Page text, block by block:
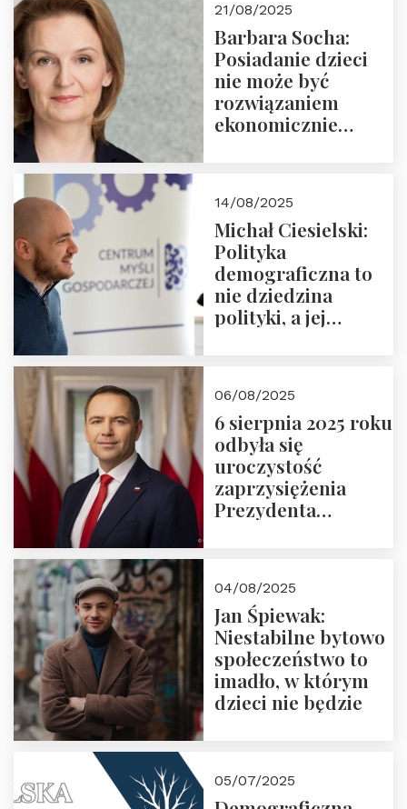
Nowego
Ćwierćwiecza”
21/08/2025
Barbara Socha:
Posiadanie dzieci
nie może być
rozwiązaniem
ekonomicznie
14/08/2025
Michał Ciesielski:
Polityka
demograficzna to
nie dziedzina
polityki, a jej
06/08/2025
6 sierpnia 2025 roku
odbyła się
uroczystość
zaprzysiężenia
Prezydenta
Nawrockiego
04/08/2025
Jan Śpiewak:
Niestabilne bytowo
społeczeństwo to
imadło, w którym
dzieci nie będzie
05/07/2025